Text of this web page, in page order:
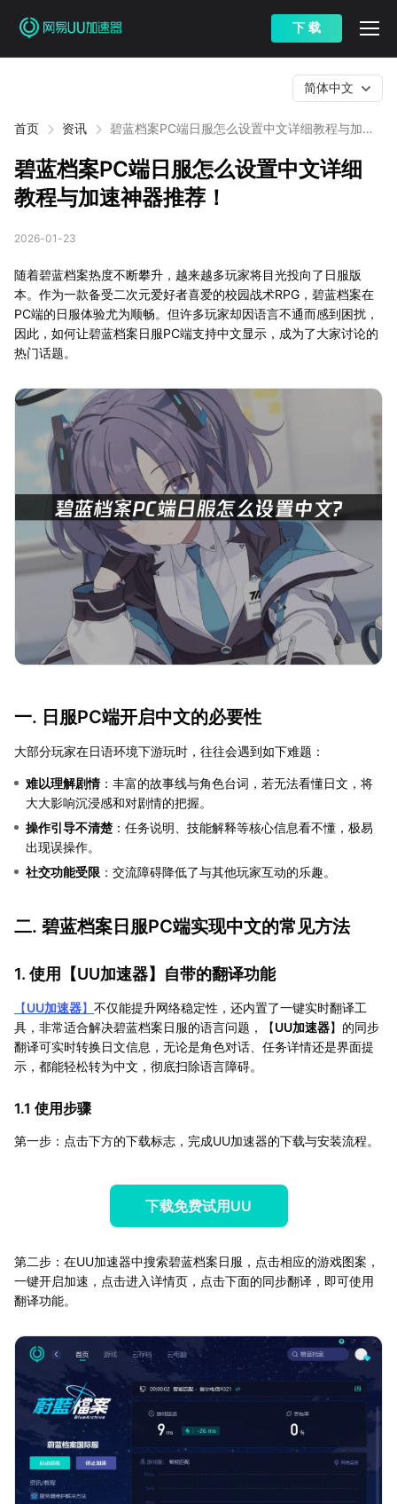
下 载
首页 资讯
碧蓝档案PC端日服怎么设置中文详细教程与加速
简体中文
碧蓝档案PC端日服怎么设置中文详细
教程与加速神器推荐！
2026-01-23
随着碧蓝档案热度不断攀升，越来越多玩家将目光投向了日服版
本。作为一款备受二次元爱好者喜爱的校园战术RPG，碧蓝档案在
PC端的日服体验尤为顺畅。但许多玩家却因语言不通而感到困扰，
因此，如何让碧蓝档案日服PC端支持中文显示，成为了大家讨论的
热门话题。
一. 日服PC端开启中文的必要性
大部分玩家在日语环境下游玩时，往往会遇到如下难题：
难以理解剧情：丰富的故事线与角色台词，若无法看懂日文，将
大大影响沉浸感和对剧情的把握。
操作引导不清楚 ：任务说明、技能解释等核心信息看不懂，极易
出现误操作。
社交功能受限 ：交流障碍降低了与其他玩家互动的乐趣。
二. 碧蓝档案日服PC端实现中文的常见方法
1. 使用【UU加速器】自带的翻译功能
【UU加速器】 不仅能提升网络稳定性，还内置了一键实时翻译工
具，非常适合解决碧蓝档案日服的语言问题，【UU加速器】的同步
翻译可实时转换日文信息，无论是角色对话、任务详情还是界面提
示，都能轻松转为中文，彻底扫除语言障碍。
1.1 使用步骤
第一步：点击下方的下载标志，完成UU加速器的下载与安装流程。
下载免费试用UU
第二步：在UU加速器中搜索碧蓝档案日服，点击相应的游戏图案，
一键开启加速，点击进入详情页，点击下面的同步翻译，即可使用
翻译功能。